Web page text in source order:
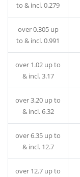
to & incl. 0.279
over 0.305 up
to & incl. 0.991
over 1.02 up to
& incl. 3.17
over 3.20 up to
& incl. 6.32
over 6.35 up to
& incl. 12.7
over 12.7 up to